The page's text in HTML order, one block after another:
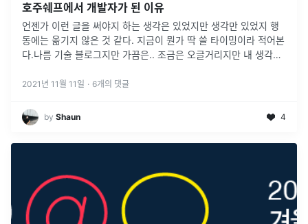
호주쉐프에서 개발자가 된 이유
언젠가 이런 글을 써야지 하는 생각은 있었지만 생각만 있었지 행
동에는 옮기지 않은 것 같다. 지금이 뭔가 딱 쓸 타이밍이라 적어본
다.나름 기술 블로그지만 가끔은.. 조금은 오글거리지만 내 생각을
로 결심...
2021년 11월 11일 · 6개의 댓글
by Shaun 4